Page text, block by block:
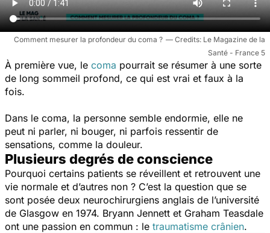
Comment mesurer la profondeur du coma ?
Le Magazine de la
Santé - France 5
À première vue, le coma pourrait se résumer à une sorte
de long sommeil profond, ce qui est vrai et faux à la
fois.
Dans le coma, la personne semble endormie, elle ne
peut ni parler, ni bouger, ni parfois ressentir de
sensations, comme la douleur.
Plusieurs degrés de conscience
Pourquoi certains patients se réveillent et retrouvent une
vie normale et d’autres non ? C’est la question que se
sont posée deux neurochirurgiens anglais de l’université
de Glasgow en 1974. Bryann Jennett et Graham Teasdale
ont une passion en commun : le traumatisme crânien.